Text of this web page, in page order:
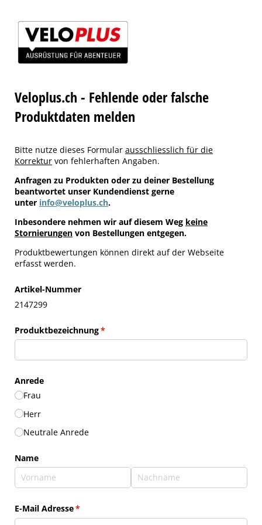
Veloplus.ch - Fehlende oder falsche
Produktdaten melden
Bitte nutze dieses Formular ausschliesslich für die
Korrektur von fehlerhaften Angaben.
Anfragen zu Produkten oder zu deiner Bestellung
beantwortet unser Kundendienst gerne
unter info@veloplus.ch.
Inbesondere nehmen wir auf diesem Weg keine
Stornierungen von Bestellungen entgegen.
Produktbewertungen können direkt auf der Webseite
erfasst werden.
Artikel-Nummer
2147299
Produktbezeichnung*
(erforderlich)
Anrede
Frau
Herr
Neutrale Anrede
Name
E-Mail Adresse*
(erforderlich)